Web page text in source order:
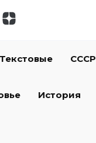
Текстовые СССР
История